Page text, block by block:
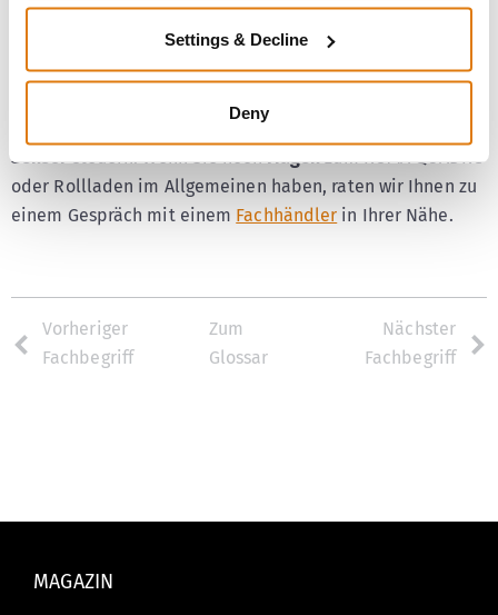
Settings & Decline
Deny
schlichte Eleganzund eignet sich daher ausgezeichnet für
alle Häuserformen. Wird der Rollladen, Raffstore bzw.
Textilscreen elektrisch betrieben, lässt er sich ebenfalls
Sie Ihr Sonnenschutzsystem per
Sensorsteuern. Wenn Sie nochFragenzum ROMA QUADRO
oder Rollladen im Allgemeinen haben, raten wir Ihnen zu
einem Gespräch mit einem Fachhändler in Ihrer Nähe.
Vorheriger
Fachbegriff
Zum
Glossar
Nächster
Fachbegriff
MAGAZIN